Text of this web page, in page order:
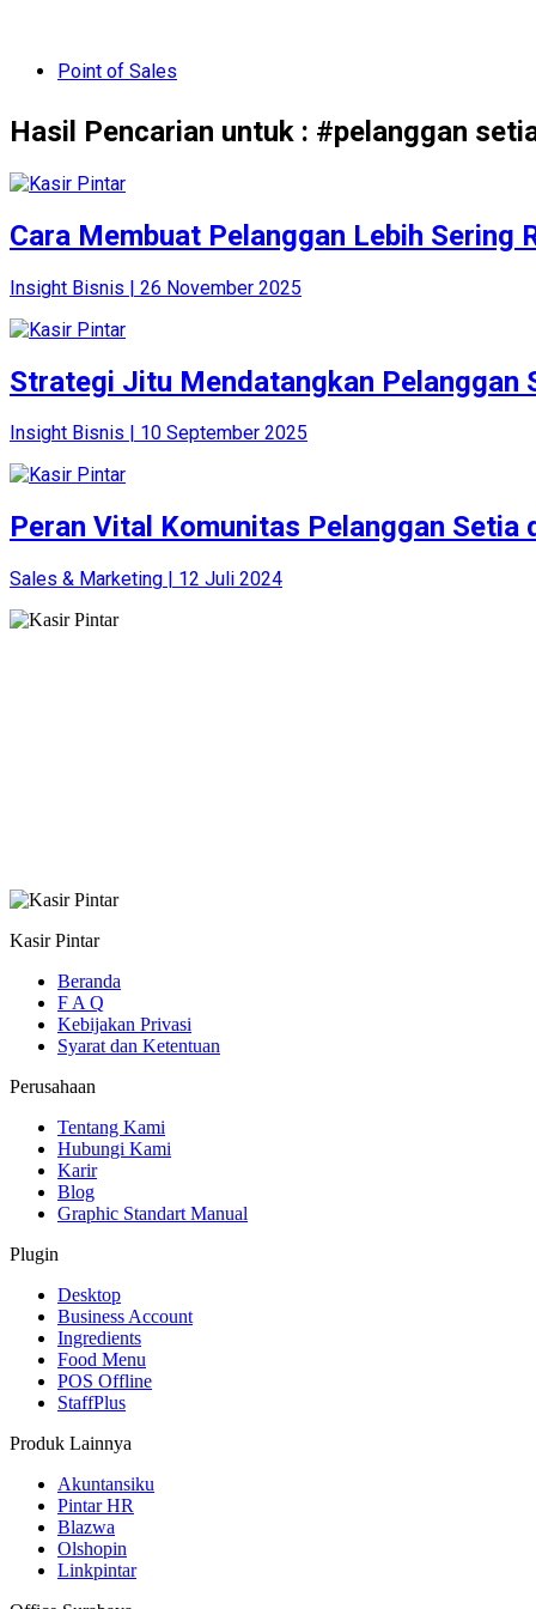
Point of Sales
Hasil Pencarian untuk : #pelanggan
Cara Membuat Pelanggan Lebih Sering
Insight Bisnis | 26 November 2025
Strategi Jitu Mendatangkan Pelanggan
Insight Bisnis | 10 September 2025
Peran Vital Komunitas Pelanggan Setia
Sales & Marketing | 12 Juli 2024
Kasir Pintar
Beranda
F A Q
Kebijakan Privasi
Syarat dan Ketentuan
Perusahaan
Tentang Kami
Hubungi Kami
Karir
Blog
Graphic Standart Manual
Plugin
Desktop
Business Account
Ingredients
Food Menu
POS Offline
StaffPlus
Produk Lainnya
Akuntansiku
Pintar HR
Blazwa
Olshopin
Linkpintar